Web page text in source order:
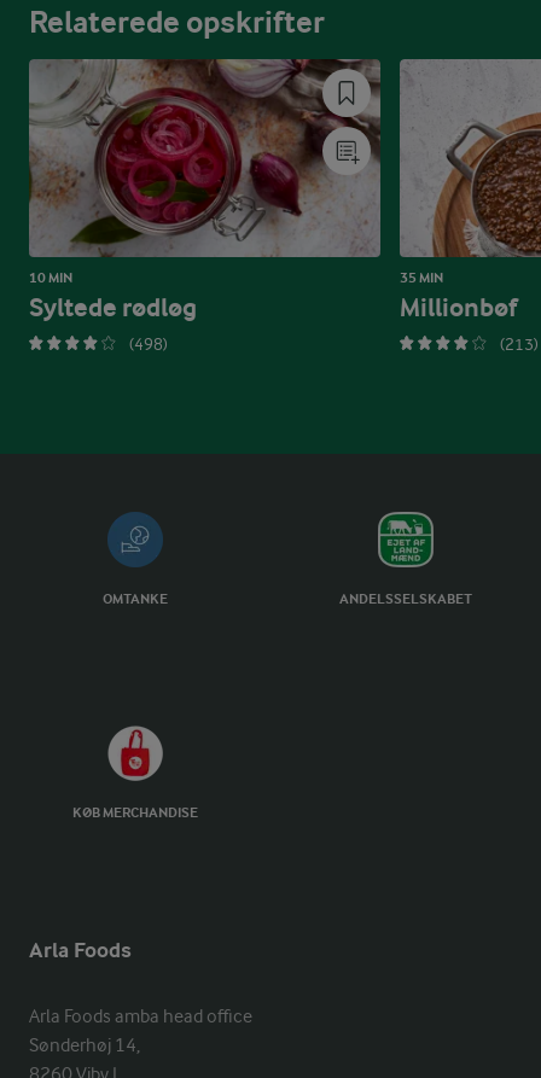
Relaterede opskrifter
10 MIN
Syltede rødløg
(498)
35 MIN
Millionbøf
(213)
OMTANKE ANDELSSELSKABET
KØB MERCHANDISE
Arla Foods
Arla Foods amba head office
Sønderhøj 14,